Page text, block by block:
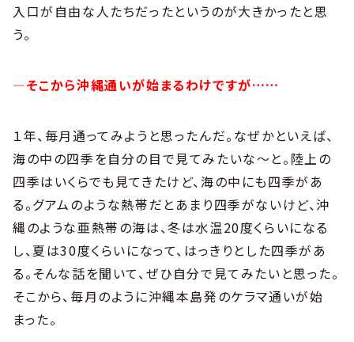
入口が自由な人たちだったというのが大きかったと思
う。
―そこから沖縄通いが始まるわけですが……
１年、毎月通ってみようと思ったんだ。なぜかといえば、
海の中の四季を自分の目で見てみたいな〜と。陸上の
四季はいくらでも見てきたけど、海の中にも四季があ
る。グアムのような熱帯だとあまり四季がないけど、沖
縄のような亜熱帯の海は、冬は水温20度くらいになる
し、夏は30度くらいになって、はっきりとした四季があ
る。そんな話を聞いて、ぜひ自分で見てみたいと思った。
そこから、毎月のように沖縄本島発のケラマ通いが始
まった。